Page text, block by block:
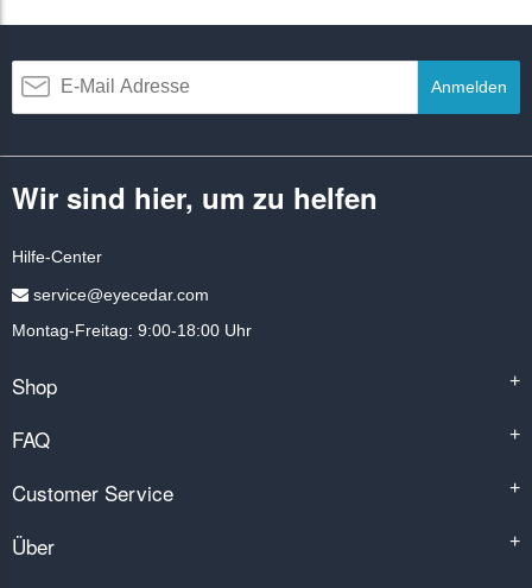
Anmelden
Wir sind hier, um zu helfen
Hilfe-Center
service@eyecedar.com
Montag-Freitag: 9:00-18:00 Uhr
Shop +
FAQ +
Customer Service +
Über +